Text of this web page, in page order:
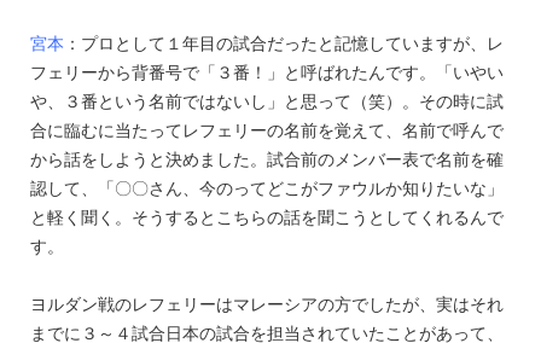
宮本 ：プロとして１年目の試合だったと記憶していますが、レ
フェリーから背番号で「３番！」と呼ばれたんです。「いやい
や、３番という名前ではないし」と思って（笑）。その時に試
合に臨むに当たってレフェリーの名前を覚えて、名前で呼んで
から話をしようと決めました。試合前のメンバー表で名前を確
認して、「〇〇さん、今のってどこがファウルか知りたいな」
と軽く聞く。そうするとこちらの話を聞こうとしてくれるんで
す。
ヨルダン戦のレフェリーはマレーシアの方でしたが、実はそれ
までに３～４試合日本の試合を担当されていたことがあって、